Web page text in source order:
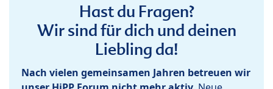
Hast du Fragen?
Wir sind für dich und deinen
Liebling da!
Nach vielen gemeinsamen Jahren betreuen wir